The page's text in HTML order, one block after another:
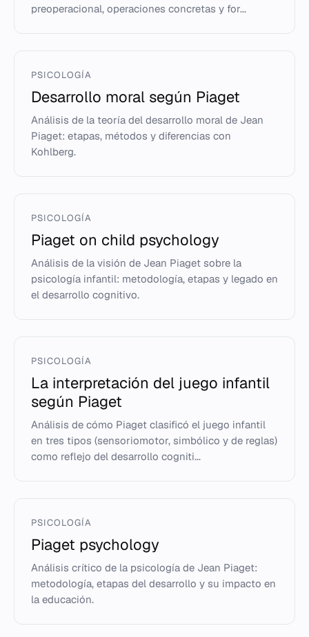
preoperacional, operaciones concretas y for...
PSICOLOGÍA
Desarrollo moral según Piaget
Análisis de la teoría del desarrollo moral de Jean
Piaget: etapas, métodos y diferencias con
Kohlberg.
PSICOLOGÍA
Piaget on child psychology
Análisis de la visión de Jean Piaget sobre la
psicología infantil: metodología, etapas y legado en
el desarrollo cognitivo.
PSICOLOGÍA
La interpretación del juego infantil
según Piaget
Análisis de cómo Piaget clasificó el juego infantil
en tres tipos (sensoriomotor, simbólico y de reglas)
como reflejo del desarrollo cogniti...
PSICOLOGÍA
Piaget psychology
Análisis crítico de la psicología de Jean Piaget:
metodología, etapas del desarrollo y su impacto en
la educación.